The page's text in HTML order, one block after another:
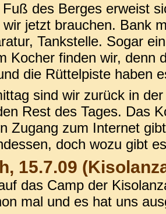
des Berges erweist
jetzt brauchen. Bank
Tankstelle. Sogar
Kocher finden wir, denn
die Rüttelpiste haben
sind wir zurück in
Rest des Tages. Das
Zugang zum Internet
doch wozu gibt
15.7.09
das Camp der
mal und es hat uns